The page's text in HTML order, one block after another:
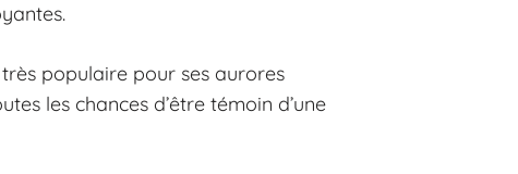
populaire pour ses aurores
les chances d’être témoin d’une